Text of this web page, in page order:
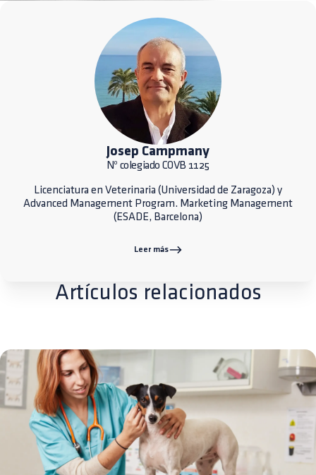
Josep Campmany
Nº colegiado COVB 1125
Licenciatura en Veterinaria (Universidad de Zaragoza) y
Advanced Management Program. Marketing Management
(ESADE, Barcelona)
Leer más
Artículos relacionados